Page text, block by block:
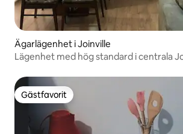
Ägarlägenhet i Joinville
Lägenhet med hög standard i centrala
Gästfavorit
Gästfavorit